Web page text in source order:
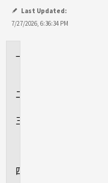
Last Updated:
7/27/2026, 6:36:34 PM